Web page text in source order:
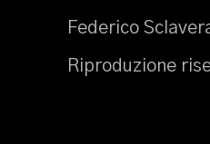
Federico
Riproduzione